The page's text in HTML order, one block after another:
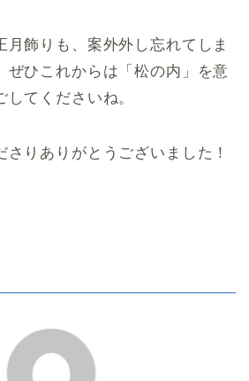
月飾りも、案外外し忘れてしま
ぜひこれからは「松の内」を意
てくださいね。
りありがとうございました！